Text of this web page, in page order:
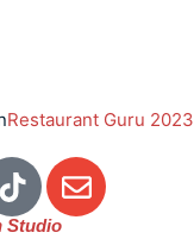
Restaurant Guru 2023
Studio